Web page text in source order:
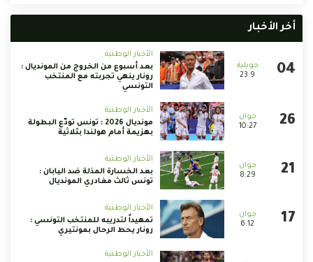
أخر الأخبار
23:9
الأخبار الوطنية
بعد أسبوع من الخروج من المونديال :
رونار ينهي تجربته مع المنتخب
التونسي
10:27
الأخبار الوطنية
مونديال 2026 : تونس تودّع البطولة
بهزيمة أمام هولندا بثلاثية
8:29
الأخبار الوطنية
بعد الخسارة المذلة ضد اليابان :
تونس ثالث مغادري المونديال
6:12
الأخبار الوطنية
تمهيداً لتدريبه للمنتخب التونسي :
رونار يحط الرحال بمونتيري
الأخبار الوطنية